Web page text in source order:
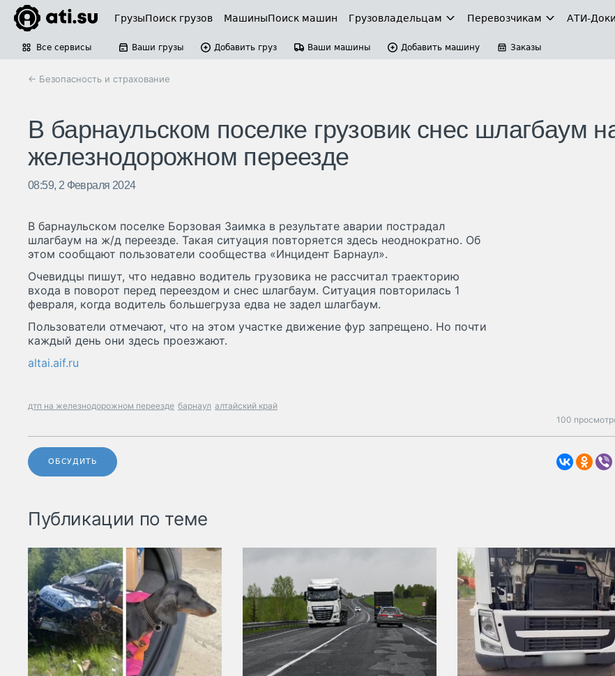
ГрузыПоиск грузов МашиныПоиск машин Грузовладельцам Перевозчикам АТИ-Доки
Все сервисы Ваши грузы Добавить груз Ваши машины Добавить машину Заказы
← Безопасность и страхование
В барнаульском поселке грузовик снес шлагбаум
железнодорожном переезде
08:59, 2 Февраля 2024
В барнаульском поселке Борзовая Заимка в результате аварии пострадал
шлагбаум на ж/д переезде. Такая ситуация повторяется здесь неоднократно. Об
этом сообщают пользователи сообщества «Инцидент Барнаул».
Очевидцы пишут, что недавно водитель грузовика не рассчитал траекторию
входа в поворот перед переездом и снес шлагбаум. Ситуация повторилась 1
февраля, когда водитель большегруза едва не задел шлагбаум.
Пользователи отмечают, что на этом участке движение фур запрещено. Но почти
каждый день они здесь проезжают.
altai.aif.ru
дтп на железнодорожном переезде барнаул алтайский край
100
ОБСУДИТЬ
Публикации по теме